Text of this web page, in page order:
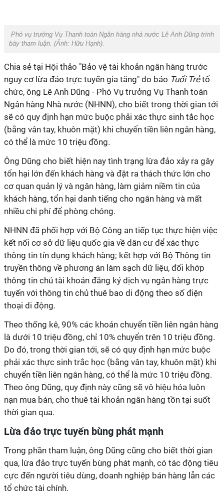
Phó vụ trưởng Vụ Thanh toán Ngân hàng nhà nước Lê Anh Dũng trình
bày tham luận. (Ảnh: Hữu Hạnh).
Chia sẻ tại Hội thảo "Bảo vệ tài khoản ngân hàng trước
nguy cơ lừa đảo trực tuyến gia tăng" do báo Tuổi Trẻtổ
chức, ông Lê Anh Dũng - Phó Vụ trưởng Vụ Thanh toán
Ngân hàng Nhà nước (NHNN), cho biết trong thời gian tới
sẽ có quy định hạn mức buộc phải xác thực sinh tắc học
(bằng vân tay, khuôn mặt) khi chuyển tiền liên ngân hàng,
có thể là mức 10 triệu đồng.
Ông Dũng cho biết hiện nay tình trạng lừa đảo xảy ra gây
tổn hại lớn đến khách hàng và đặt ra thách thức lớn cho
cơ quan quản lý và ngân hàng, làm giảm niềm tin của
khách hàng, tổn hại danh tiếng cho ngân hàng và mất
nhiều chi phí để phòng chóng.
NHNN đã phối hợp với Bộ Công an tiếp tục thực hiện việc
kết nối cơ sở dữ liệu quốc gia về dân cư để xác thực
thông tin tín dụng khách hàng; kết hợp với Bộ Thông tin
truyền thông về phương án làm sạch dữ liệu, đối khớp
thông tin chủ tài khoản đăng ký dịch vụ ngân hàng trực
tuyến với thông tin chủ thuê bao di động theo số điện
thoại di động.
Theo thống kê, 90% các khoản chuyển tiền liên ngân hàng
là dưới 10 triệu đồng, chỉ 10% chuyển trên 10 triệu đồng.
Do đó, trong thời gian tới, sẽ có quy định hạn mức buộc
phải xác thực sinh trắc học (bằng vân tay, khuôn mặt) khi
chuyển tiền liên ngân hàng, có thể là mức 10 triệu đồng.
Theo ông Dũng, quy định này cũng sẽ vô hiệu hóa luôn
nạn mua bán, cho thuê tài khoản ngân hàng tồn tại suốt
thời gian qua.
Lừa đảo trực tuyến bùng phát mạnh
Trong phần tham luận, ông Dũng cũng cho biết thời gian
qua, lừa đảo trực tuyến bùng phát mạnh, có tác động tiêu
cực đến người tiêu dùng, doanh nghiệp bán hàng lẫn các
tổ chức tài chính.